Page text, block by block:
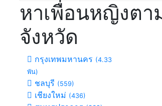
หาเพื่อนหญิงตา
จังหวัด
กรุงเทพมหานคร (4.33
พัน)
ชลบุรี (559)
เชียงใหม่ (436)